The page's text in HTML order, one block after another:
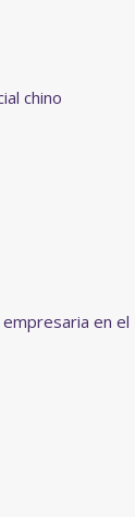
chino
en el